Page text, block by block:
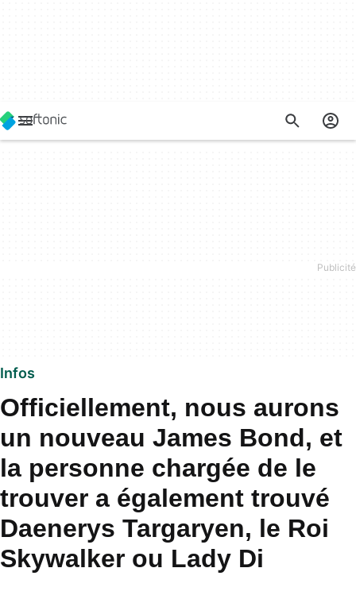
Infos
Officiellement, nous aurons
un nouveau James Bond, et
la personne chargée de le
trouver a également trouvé
Daenerys Targaryen, le Roi
Skywalker ou Lady Di